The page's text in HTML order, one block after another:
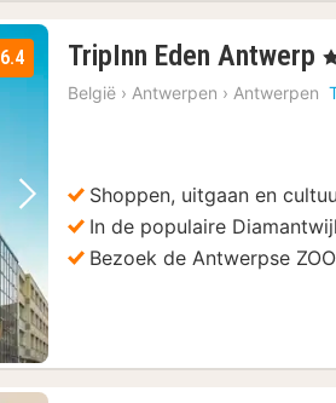
Volgende foto
6.4 TripInn Eden Antwerp 4
,
België › Antwerpen › Antwerpen
Shoppen, uitgaan en
In de populaire
Bezoek de Antwerpse ZOO